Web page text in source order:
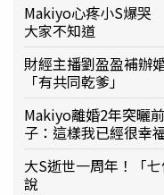
Makiyo心疼小S爆哭
大家不知道
財經主播劉盈盈補辦
「有共同乾爹」
Makiyo離婚2年突曬
子：這樣我已經很幸
大S逝世一周年！「
說